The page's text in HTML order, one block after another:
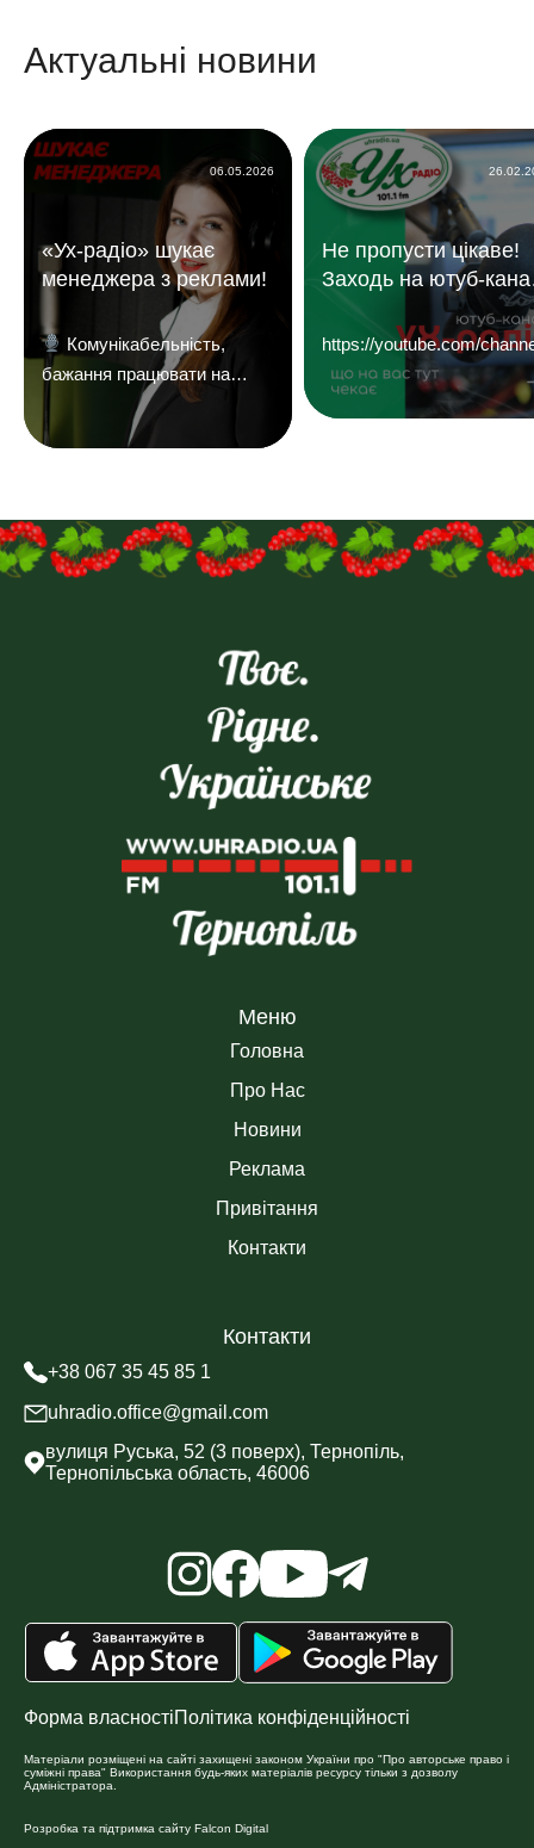
Актуальні новини
«Ух-радіо» шукає
менеджера з реклами!
Комунікабельність,
бажання працювати на
результат і досвід у
продажах — плюс.
пошту:uhreklama1@gmail.com
06.05.2026
Не пропусти цікаве!
Заходь на ютуб-
«УХ Радіо 101,1 фм»
https://youtube.com/
Меню
Головна
Про Нас
Новини
Реклама
Привітання
Контакти
Контакти
+38 067 35 45 85 1
uhradio.office@gmail.com
вулиця Руська, 52 (3 поверх), Тернопіль,
Тернопільська область, 46006
Форма власності Політика конфіденційності
Матеріали розміщені на сайті захищені законом України про "Про авторське право і
суміжні права" Використання будь-яких матеріалів ресурсу тільки з дозволу
Адміністратора.
Розробка та підтримка сайту Falcon Digital